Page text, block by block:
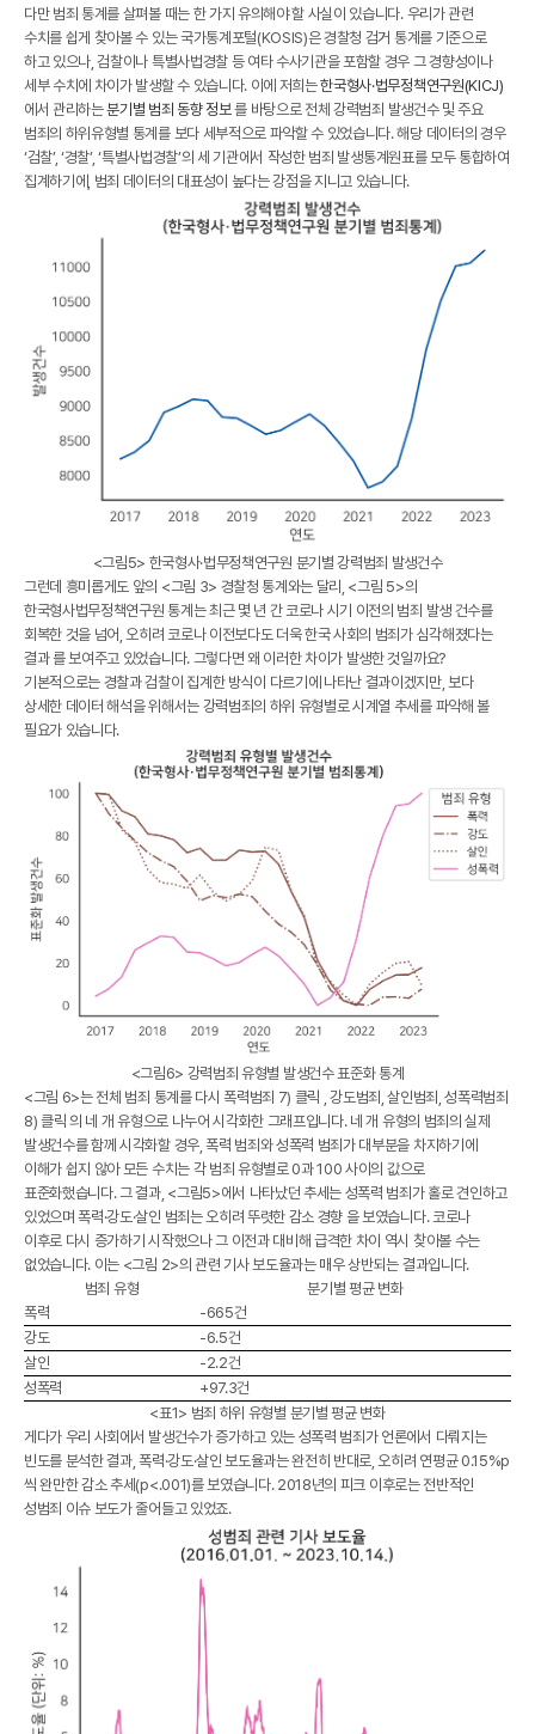
다만 범죄 통계를 살펴볼 때는 한 가지 유의해야 할 사실이 있습니다. 우리가 관련
수치를 쉽게 찾아볼 수 있는 국가통계포털(KOSIS)은 경찰청 검거 통계를 기준으로
하고 있으나, 검찰이나 특별사법경찰 등 여타 수사기관을 포함할 경우 그 경향성이나
세부 수치에 차이가 발생할 수 있습니다. 이에 저희는한국형사·법무정책연구원(KICJ)
에서 관리하는분기별 범죄 동향 정보를 바탕으로 전체 강력범죄 발생건수 및 주요
범죄의 하위유형별 통계를 보다 세부적으로 파악할 수 있었습니다. 해당 데이터의 경우
‘검찰’, ‘경찰’, ‘특별사법경찰’의 세 기관에서 작성한 범죄 발생통계원표를 모두 통합하여
집계하기에, 범죄 데이터의 대표성이 높다는 강점을 지니고 있습니다.
<그림5> 한국형사·법무정책연구원 분기별 강력범죄 발생건수
그런데 흥미롭게도 앞의 <그림 3> 경찰청 통계와는 달리, <그림 5>의
한국형사법무정책연구원 통계는 최근 몇 년 간 코로나 시기 이전의 범죄 발생 건수를
회복한 것을 넘어, 오히려 코로나 이전보다도 더욱 한국 사회의 범죄가 심각해졌다는
결과를 보여주고 있었습니다. 그렇다면 왜 이러한 차이가 발생한 것일까요?
기본적으로는 경찰과 검찰이 집계한 방식이 다르기에 나타난 결과이겠지만, 보다
상세한 데이터 해석을 위해서는 강력범죄의 하위 유형별로 시계열 추세를 파악해 볼
필요가 있습니다.
<그림6> 강력범죄 유형별 발생건수 표준화 통계
<그림 6>는 전체 범죄 통계를 다시 폭력범죄 7) 클릭 , 강도범죄, 살인범죄, 성폭력범죄
8) 클릭 의 네 개 유형으로 나누어 시각화한 그래프입니다. 네 개 유형의 범죄의 실제
발생건수를 함께 시각화할 경우, 폭력 범죄와 성폭력 범죄가 대부분을 차지하기에
이해가 쉽지 않아 모든 수치는 각 범죄 유형별로 0과 100 사이의 값으로
표준화했습니다. 그 결과, <그림5>에서 나타났던 추세는 성폭력 범죄가 홀로 견인하고
있었으며폭력·강도·살인 범죄는 오히려 뚜렷한 감소 경향 을 보였습니다. 코로나
이후로 다시 증가하기 시작했으나 그 이전과 대비해 급격한 차이 역시 찾아볼 수는
없었습니다. 이는 <그림 2>의 관련 기사 보도율과는 매우 상반되는 결과입니다.
범죄 유형
분기별 평균 변화
폭력
-665건
강도
-6.5건
살인
-2.2건
성폭력
+97.3건
<표1> 범죄 하위 유형별 분기별 평균 변화
게다가 우리 사회에서 발생건수가 증가하고 있는 성폭력 범죄가 언론에서 다뤄지는
빈도를 분석한 결과, 폭력·강도·살인 보도율과는 완전히 반대로, 오히려 연평균 0.15%p
씩 완만한 감소 추세(p<.001)를 보였습니다. 2018년의 피크 이후로는 전반적인
성범죄 이슈 보도가 줄어들고 있었죠.